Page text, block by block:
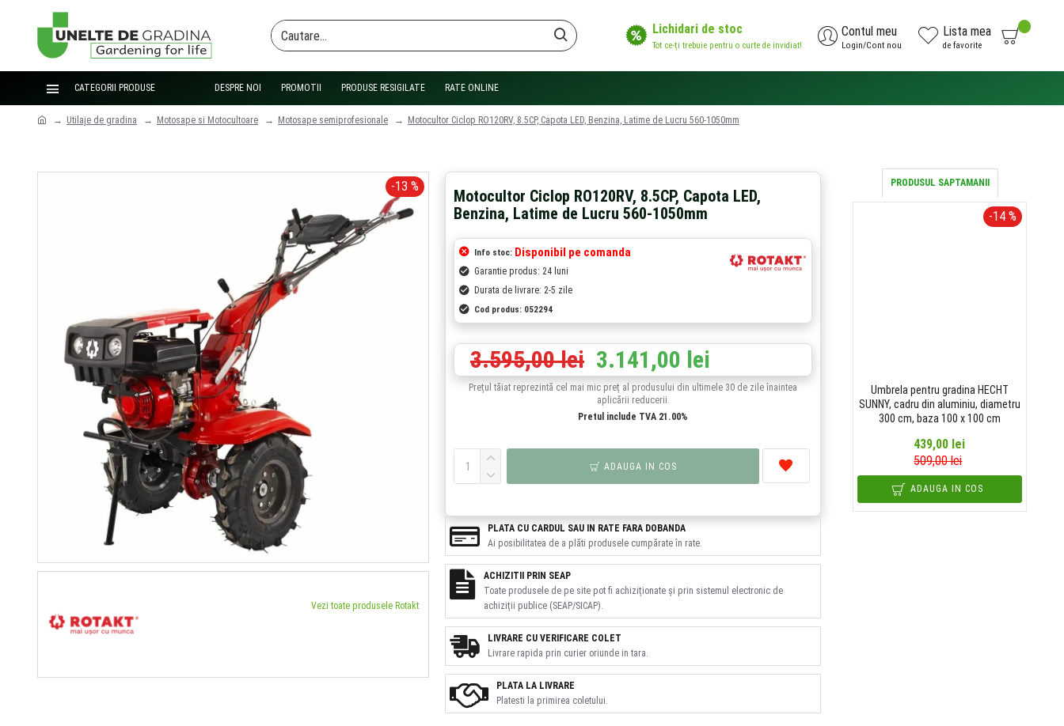
Lichidari de stoc
Tot ce-ți trebuie pentru o curte de invidiat!
Contul meu
Login/Cont nou
Lista mea
de favorite
CATEGORII PRODUSE DESPRE NOI PROMOTII PRODUSE RESIGILATE RATE ONLINE
Utilaje de gradina Motosape si Motocultoare Motosape semiprofesionale Motocultor Ciclop RO120RV, 8.5CP, Capota LED, Benzina, Latime de Lucru 560-1050mm
-13 %
Vezi toate produsele Rotakt
Motocultor Ciclop RO120RV, 8.5CP, Capota LED,
Benzina, Latime de Lucru 560-1050mm
Info stoc: Disponibil pe comanda
Garantie produs: 24 luni
Durata de livrare: 2-5 zile
Cod produs: 052294
3.141,00 lei
3.595,00 lei
Prețul tăiat reprezintă cel mai mic preț al produsului din ultimele 30 de zile înaintea
aplicării reducerii.
Pretul include TVA 21.00%
ADAUGA IN COS
PLATA LA LIVRARE
Platesti la primirea coletului.
LIVRARE CU VERIFICARE COLET
Livrare rapida prin curier oriunde in tara.
PLATA CU CARDUL SAU IN RATE FARA DOBANDA
Ai posibilitatea de a plăti produsele cumpărate în rate.
ACHIZITII PRIN SEAP
Toate produsele de pe site pot fi achiziționate și prin sistemul electronic de
achiziții publice (SEAP/SICAP).
PRODUSUL SAPTAMANII
-14 %
Umbrela pentru gradina HECHT
SUNNY, cadru din aluminiu, diametru
300 cm, baza 100 x 100 cm
439,00 lei
509,00 lei
ADAUGA IN COS